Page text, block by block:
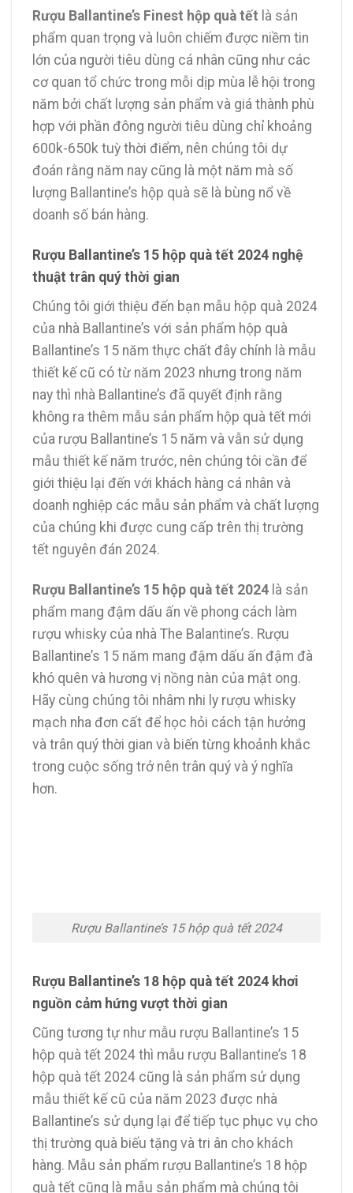
Rượu Ballantine’s Finest hộp quà tết là sản
phẩm quan trọng và luôn chiếm được niềm tin
lớn của người tiêu dùng cá nhân cũng như các
cơ quan tổ chức trong mỗi dịp mùa lễ hội trong
năm bởi chất lượng sản phẩm và giá thành phù
hợp với phần đông người tiêu dùng chỉ khoảng
600k-650k tuỳ thời điểm, nên chúng tôi dự
đoán rằng năm nay cũng là một năm mà số
lượng Ballantine’s hộp quà sẽ là bùng nổ về
doanh số bán hàng.
Rượu Ballantine’s 15 hộp quà tết 2024 nghệ
thuật trân quý thời gian
Chúng tôi giới thiệu đến bạn mẫu hộp quà 2024
của nhà Ballantine’s với sản phẩm hộp quà
Ballantine’s 15 năm thực chất đây chính là mẫu
thiết kế cũ có từ năm 2023 nhưng trong năm
nay thì nhà Ballantine’s đã quyết định rằng
không ra thêm mẫu sản phẩm hộp quà tết mới
của rượu Ballantine’s 15 năm và vẫn sử dụng
mẫu thiết kế năm trước, nên chúng tôi cần để
giới thiệu lại đến với khách hàng cá nhân và
doanh nghiệp các mẫu sản phẩm và chất lượng
của chúng khi được cung cấp trên thị trường
tết nguyên đán 2024.
Rượu Ballantine’s 15 hộp quà tết 2024 là sản
phẩm mang đậm dấu ấn về phong cách làm
rượu whisky của nhà The Balantine’s. Rượu
Ballantine’s 15 năm mang đậm dấu ấn đậm đà
khó quên và hương vị nồng nàn của mật ong.
Hãy cùng chúng tôi nhâm nhi ly rượu whisky
mạch nha đơn cất để học hỏi cách tận hưởng
và trân quý thời gian và biến từng khoảnh khắc
trong cuộc sống trở nên trân quý và ý nghĩa
hơn.
Rượu Ballantine’s 15 hộp quà tết 2024
Rượu Ballantine’s 18 hộp quà tết 2024 khơi
nguồn cảm hứng vượt thời gian
Cũng tương tự như mẫu rượu Ballantine’s 15
hộp quà tết 2024 thì mẫu rượu Ballantine’s 18
hộp quà tết 2024 cũng là sản phẩm sử dụng
mẫu thiết kế cũ của năm 2023 được nhà
Ballantine’s sử dụng lại để tiếp tục phục vụ cho
thị trường quà biếu tặng và tri ân cho khách
hàng. Mẫu sản phẩm rượu Ballantine’s 18 hộp
quà tết cũng là mẫu sản phẩm mà chúng tôi